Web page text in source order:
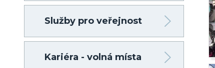
Služby pro veřejnost
Kariéra - volná místa